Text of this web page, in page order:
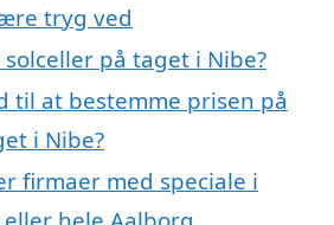
tryg ved
på taget i Nibe?
til at bestemme prisen på
i Nibe?
firmaer med speciale i